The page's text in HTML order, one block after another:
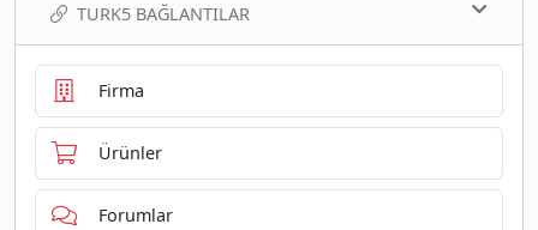
TURK5 BAĞLANTILAR
Firma
Ürünler
Forumlar